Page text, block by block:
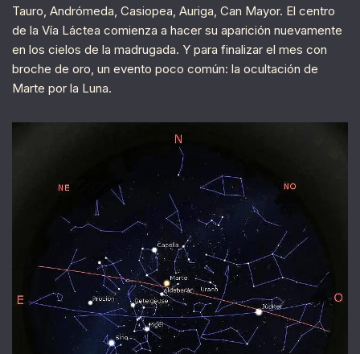
Tauro, Andrómeda, Casiopea, Auriga, Can Mayor. El centro
de la Vía Láctea comienza a hacer su aparición nuevamente
en los cielos de la madrugada. Y para finalizar el mes con
broche de oro, un evento poco común: la ocultación de
Marte por la Luna.